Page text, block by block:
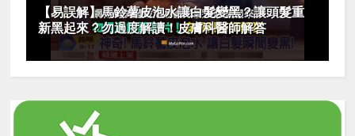
【易誤解】馬鈴薯皮泡水讓白髮變黑？讓頭髮重
新黑起來？勿過度解讀！皮膚科醫師解答